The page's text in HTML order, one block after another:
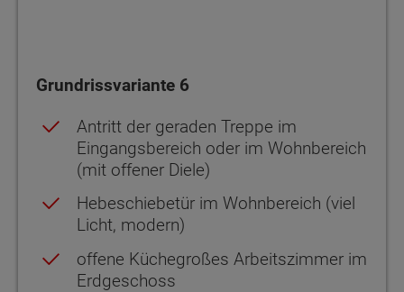
Grundrissvariante 6
Antritt der geraden Treppe im
Eingangsbereich oder im Wohnbereich
(mit offener Diele)
Hebeschiebetür im Wohnbereich (viel
Licht, modern)
offene Küchegroßes Arbeitszimmer im
Erdgeschoss